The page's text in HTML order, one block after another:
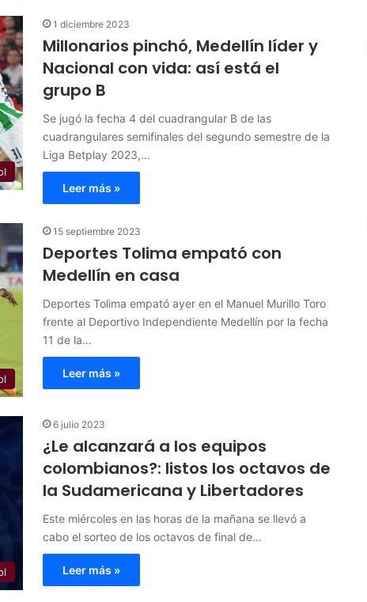
1 diciembre 2023
Millonarios pinchó, Medellín líder y
Nacional con vida: así está el
grupo B
Se jugó la fecha 4 del cuadrangular B de las
cuadrangulares semifinales del segundo semestre de la
Liga Betplay 2023,…
Leer más »
15 septiembre 2023
Deportes Tolima empató con
Medellín en casa
Deportes Tolima empató ayer en el Manuel Murillo Toro
frente al Deportivo Independiente Medellín por la fecha
11 de la…
Leer más »
6 julio 2023
¿Le alcanzará a los equipos
colombianos?: listos los octavos de
la Sudamericana y Libertadores
Este miércoles en las horas de la mañana se llevó a
cabo el sorteo de los octavos de final de…
Leer más »